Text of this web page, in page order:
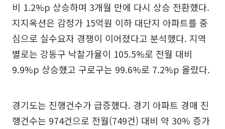
비 1.2%p 상승하며 3개월 만에 다시 상승 전환했다.
지지옥션은 감정가 15억원 이하 대단지 아파트를 중
심으로 실수요자 경쟁이 이어졌다고 분석했다. 지역
별로는 강동구 낙찰가율이 105.5%로 전월 대비
9.9%p 상승했고 구로구는 99.6%로 7.2%p 올랐다.
경기도는 진행건수가 급증했다. 경기 아파트 경매 진
행건수는 974건으로 전월(749건) 대비 약 30% 증가